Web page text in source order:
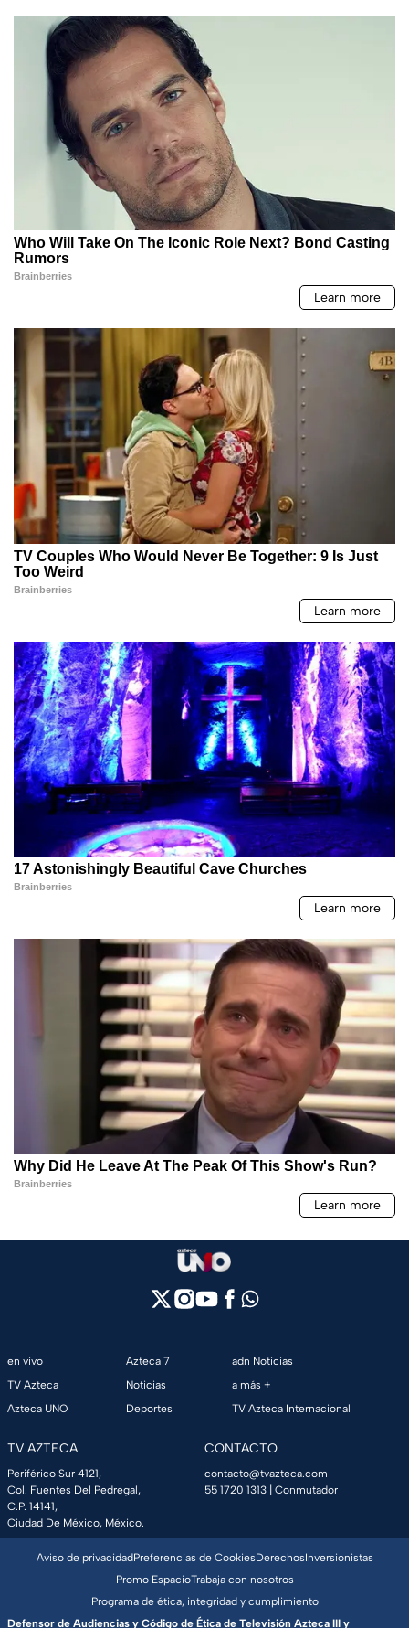
en vivo
TV Azteca
Azteca UNO
Azteca 7
Noticias
Deportes
adn Noticias
a más +
TV Azteca Internacional
TV AZTECA
Periférico Sur 4121,
Col. Fuentes Del Pedregal,
C.P. 14141,
Ciudad De México, México.
CONTACTO
contacto@tvazteca.com
55 1720 1313 | Conmutador
Aviso de privacidadPreferencias de CookiesDerechosInversionistas
Promo EspacioTrabaja con nosotros
Programa de ética, integridad y cumplimiento
Defensor de Audiencias y Código de Ética de Televisión Azteca III y